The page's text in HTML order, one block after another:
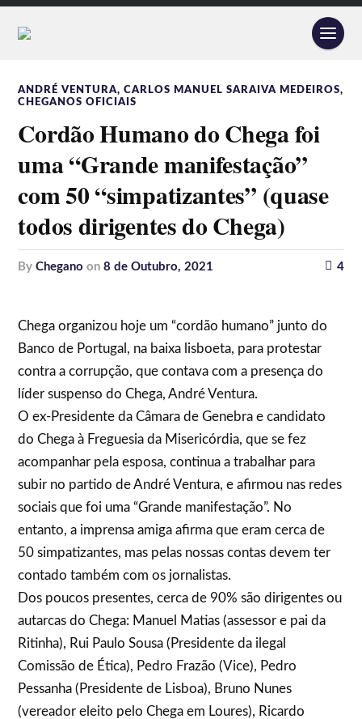
ANDRÉ VENTURA,CARLOS MANUEL SARAIVA MEDEIROS,
CHEGANOS OFICIAIS
Cordão Humano do Chega foi
uma “Grande manifestação”
com 50 “simpatizantes” (quase
todos dirigentes do Chega)
byChegano on8 de Outubro, 2021 4
Chega organizou hoje um “cordão humano” junto do
Banco de Portugal, na baixa lisboeta, para protestar
contra a corrupção, que contava com a presença do
líder suspenso do Chega, André Ventura.
O ex-Presidente da Câmara de Genebra e candidato
do Chega à Freguesia da Misericórdia, que se fez
acompanhar pela esposa, continua a trabalhar para
subir no partido de André Ventura, e afirmou nas redes
sociais que foi uma “Grande manifestação”. No
entanto, a imprensa amiga afirma que eram cerca de
50 simpatizantes, mas pelas nossas contas devem ter
contado também com os jornalistas.
Dos poucos presentes, cerca de 90% são dirigentes ou
autarcas do Chega: Manuel Matias (assessor e pai da
Ritinha), Rui Paulo Sousa (Presidente da ilegal
Comissão de Ética), Pedro Frazão (Vice), Pedro
Pessanha (Presidente de Lisboa), Bruno Nunes
(vereador eleito pelo Chega em Loures), Ricardo